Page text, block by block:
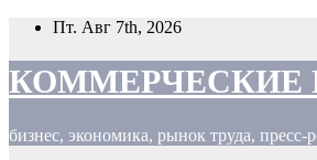
Перейти
содержимому
Пт. Авг 7th, 2026
КОММЕРЧЕСКИЕ
бизнес, экономика, рынок труда, пресс-